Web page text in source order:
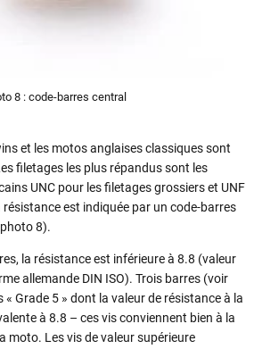
8 : code-barres central
et les motos anglaises classiques sont
filetages les plus répandus sont les
UNC pour les filetages grossiers et UNF
est indiquée par un code-barres
8).
la résistance est inférieure à 8.8 (valeur
allemande DIN ISO). Trois barres (voir
Grade 5 » dont la valeur de résistance à la
à 8.8 – ces vis conviennent bien à la
moto. Les vis de valeur supérieure